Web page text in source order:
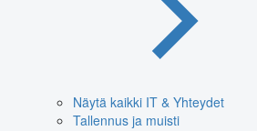
Näytä kaikki IT & Yhteydet
Tallennus ja muisti